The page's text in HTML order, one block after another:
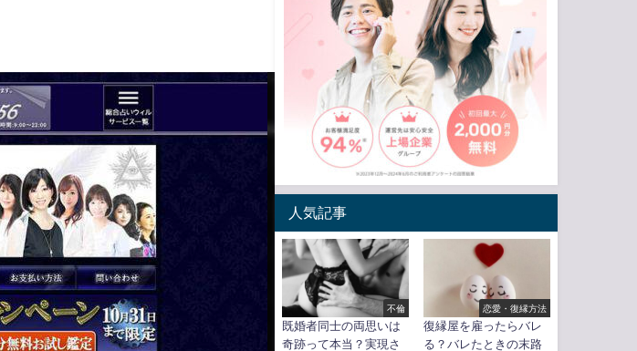
人気記事
不倫
既婚者同士の両思いは
奇跡って本当？実現さ
恋愛・復縁方法
復縁屋を雇ったらバレ
る？バレたときの末路